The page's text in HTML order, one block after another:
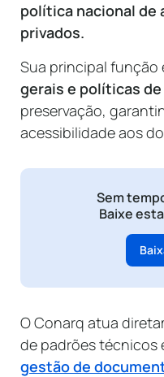
política nacional de
privados.
Sua principal função
gerais e políticas
preservação,
acessibilidade aos
Sem
Baixe
O Conarq atua
de padrões técnicos
gestão de